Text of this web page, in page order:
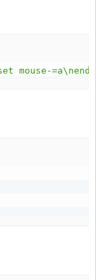
mouse-